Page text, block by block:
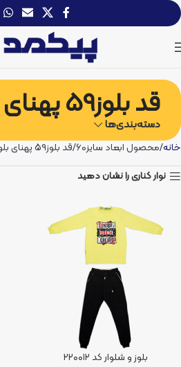
قد بلوز59 پهنای بلوز 49
دسته‌بندی‌ها
خانه محصول ابعاد سایز60 قد بلوز59 پهنای بلوز 49
نوار کناری را نشان دهید
بلوز و شلوار کد ۲۲۰۰۱۲